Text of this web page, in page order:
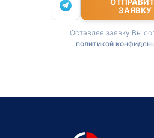
ЗАЯВКУ
Оставляя заявку Вы
политикой